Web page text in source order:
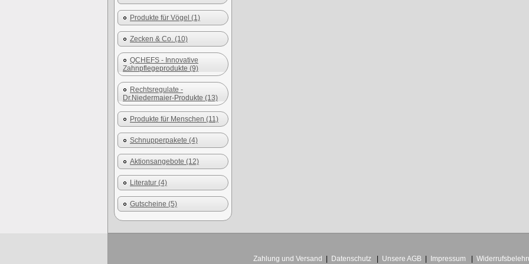
Produkte für Vögel (1)
Zecken & Co. (10)
QCHEFS - Innovative
Zahnpflegeprodukte (9)
Rechtsregulate -
Dr.Niedermaier-Produkte (13)
Produkte für Menschen (11)
Schnupperpakete (4)
Aktionsangebote (12)
Literatur (4)
Gutscheine (5)
Zahlung und Versand Datenschutz Unsere AGB Impressum